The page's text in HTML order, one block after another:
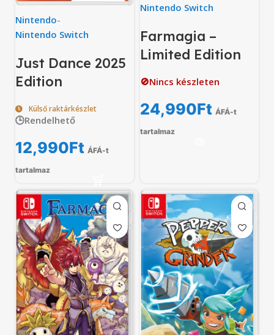
Nintendo-
Nintendo Switch
Just Dance 2025
Edition
Külső raktárkészlet
🕒Rendelhető
12,990Ft ÁFÁ-t
tartalmaz
Nintendo Switch
Farmagia –
Limited Edition
🚫Nincs készleten
24,990Ft ÁFÁ-t
tartalmaz